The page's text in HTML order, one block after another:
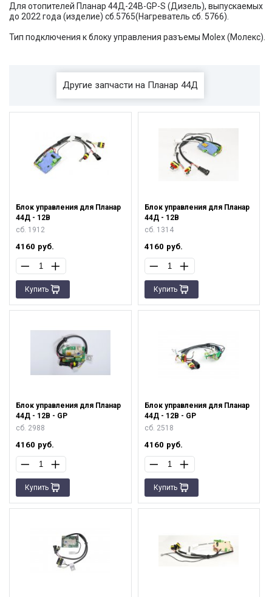
Для отопителей Планар 44Д-24В-GP-S (Дизель), выпускаемых
до 2022 года (изделие) сб.5765(Нагреватель сб. 5766).
Тип подключения к блоку управления разъемы Molex (Молекс).
Другие запчасти на Планар 44Д
Блок управления для Планар
44Д - 12В
сб. 1912
4160 руб.
Купить
Блок управления для Планар
44Д - 12В
сб. 1314
4160 руб.
Купить
Блок управления для Планар
44Д - 12В - GP
сб. 2988
4160 руб.
Купить
Блок управления для Планар
44Д - 12В - GP
сб. 2518
4160 руб.
Купить